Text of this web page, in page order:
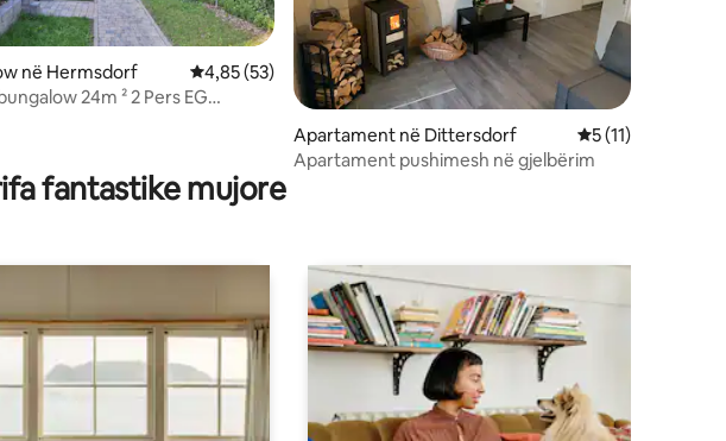
5 nga 5, 7 vlerësime
në Hermsdorf Vlerësimi mesatar 4,85 nga 5, 53 vlerësime
4,85 (53)
24m ² 2 Pers EG
Apartament në Dittersdorf Vlerësimi
5 (11)
Apartament pushimesh në gjelbërim
fantastike mujore